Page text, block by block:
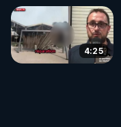
4:25